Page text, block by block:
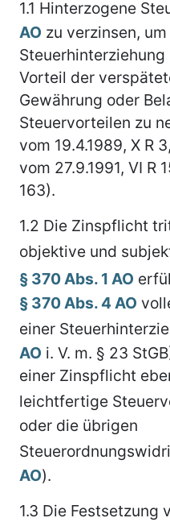
1.1 Hinterzogene
AO zu verzinsen,
Vorteil der
Gewährung oder
Steuervorteilen zu
vom 19.4.1989, X R
vom 27.9.1991, VI R
163).
1.2 Die Zinspflicht
objektive und
§ 370 Abs. 1 AO
§ 370 Abs. 4 AO
einer
AO i. V. m. § 23
einer Zinspflicht
leichtfertige
oder die übrigen
AO).
1.3 Die Festsetzung